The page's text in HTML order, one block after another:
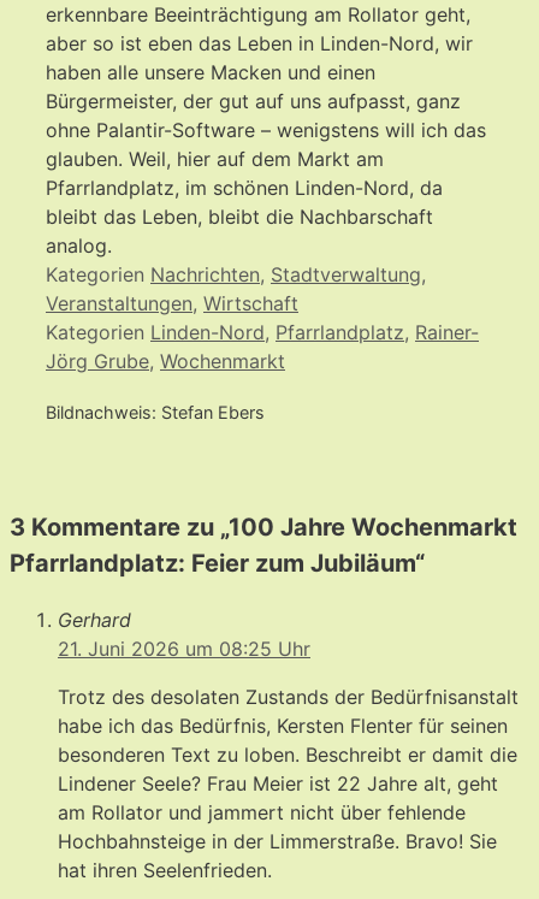
erkennbare Beeinträchtigung am Rollator geht,
aber so ist eben das Leben in Linden-Nord, wir
haben alle unsere Macken und einen
Bürgermeister, der gut auf uns aufpasst, ganz
ohne Palantir-Software – wenigstens will ich das
glauben. Weil, hier auf dem Markt am
Pfarrlandplatz, im schönen Linden-Nord, da
bleibt das Leben, bleibt die Nachbarschaft
analog.
Kategorien Nachrichten, Stadtverwaltung,
Veranstaltungen, Wirtschaft
Kategorien Linden-Nord, Pfarrlandplatz, Rainer-
Jörg Grube, Wochenmarkt
Bildnachweis: Stefan Ebers
3 Kommentare zu „100 Jahre Wochenmarkt
Pfarrlandplatz: Feier zum Jubiläum“
Gerhard
21. Juni 2026 um 08:25 Uhr
Trotz des desolaten Zustands der Bedürfnisanstalt
habe ich das Bedürfnis, Kersten Flenter für seinen
besonderen Text zu loben. Beschreibt er damit die
Lindener Seele? Frau Meier ist 22 Jahre alt, geht
am Rollator und jammert nicht über fehlende
Hochbahnsteige in der Limmerstraße. Bravo! Sie
hat ihren Seelenfrieden.